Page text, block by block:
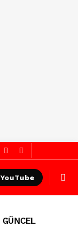
YouTube
GÜNCEL